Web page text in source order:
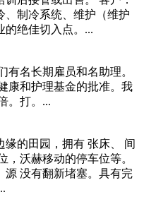
、制冷系统、维护（维护
的绝佳切入点。...
有名长期雇员和名助理。
康和护理基金的批准。我
。打。...
的田园，拥有 张床、 间
，沃赫移动的停车位等。
源 没有翻新堵塞。具有完